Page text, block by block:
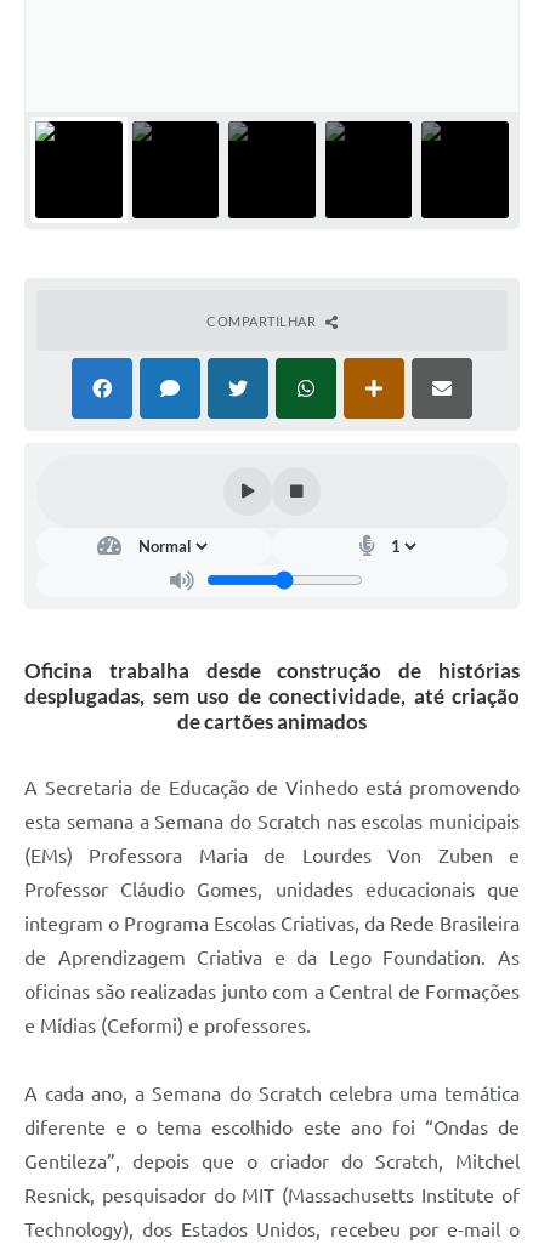
Sistema de Protocolo
Contratos
Carta de Serviços
Contas Públicas
Links Úteis
Serviços Online
COMPARTILHAR
Oficina trabalha desde construção de histórias
desplugadas, sem uso de conectividade, até criação
de cartões animados
A Secretaria de Educação de Vinhedo está promovendo
esta semana a Semana do Scratch nas escolas municipais
(EMs) Professora Maria de Lourdes Von Zuben e
Professor Cláudio Gomes, unidades educacionais que
integram o Programa Escolas Criativas, da Rede Brasileira
de Aprendizagem Criativa e da Lego Foundation. As
oficinas são realizadas junto com a Central de Formações
e Mídias (Ceformi) e professores.
A cada ano, a Semana do Scratch celebra uma temática
diferente e o tema escolhido este ano foi “Ondas de
Gentileza”, depois que o criador do Scratch, Mitchel
Resnick, pesquisador do MIT (Massachusetts Institute of
Technology), dos Estados Unidos, recebeu por e-mail o